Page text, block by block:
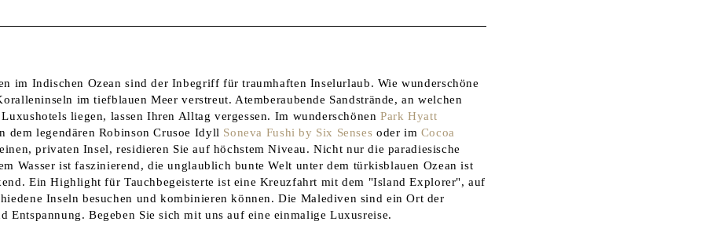
im Indischen Ozean sind der Inbegriff für traumhaften Inselurlaub. Wie wunderschöne
im tiefblauen Meer verstreut. Atemberaubende Sandstrände, an welchen
liegen, lassen Ihren Alltag vergessen. Im wunderschönenPark Hyatt
dem legendären Robinson Crusoe Idyll Soneva Fushi by Six Senses oder im Cocoa
privaten Insel, residieren Sie auf höchstem Niveau. Nicht nur die paradiesische
Wasser ist faszinierend, die unglaublich bunte Welt unter dem türkisblauen Ozean ist
Ein Highlight für Tauchbegeisterte ist eine Kreuzfahrt mit dem "Island Explorer", auf
Inseln besuchen und kombinieren können. Die Malediven sind ein Ort der
Entspannung. Begeben Sie sich mit uns auf eine einmalige Luxusreise.